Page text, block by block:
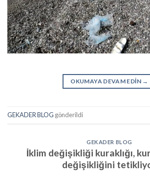
OKUMAYA DEVAM EDIN →
GEKADER BLOG gönderildi
GEKADER BLOG
İklim değişikliği kuraklığı,
değişikliğini